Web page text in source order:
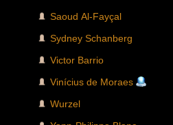
Saoud Al-Fayçal
Sydney Schanberg
Victor Barrio
Vinícius de Moraes
Wurzel